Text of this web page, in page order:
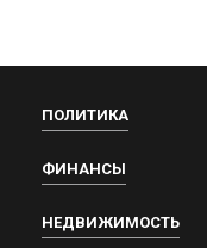
ПОЛИТИКА
ФИНАНСЫ
НЕДВИЖИМОСТЬ